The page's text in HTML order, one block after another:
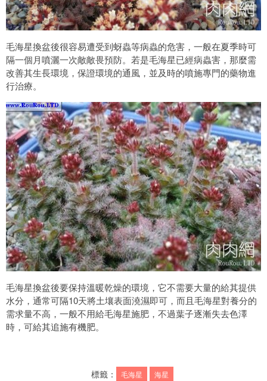
毛海星換盆後很容易遭受到蚜蟲等病蟲的危害，一般在夏季時可
隔一個月噴灑一次敵敵畏預防。若是毛海星已經病蟲害，那麼需
改善其生長環境，保證環境的通風，並及時的噴施專門的藥物進
行治療。
毛海星換盆後要保持溫暖乾燥的環境，它不需要大量的給其提供
水分，通常可隔10天將土壤表面澆濕即可，而且毛海星對養分的
需求量不高，一般不用給毛海星施肥，不過葉子逐漸失去色澤
時，可給其追施有機肥。
標籤： 毛海星 海星